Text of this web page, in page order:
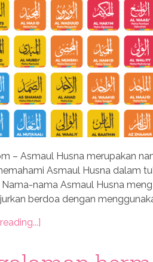
– Asmaul Husna merupakan
Asmaul Husna dalam
Nama-nama Asmaul Husna
berdoa dengan